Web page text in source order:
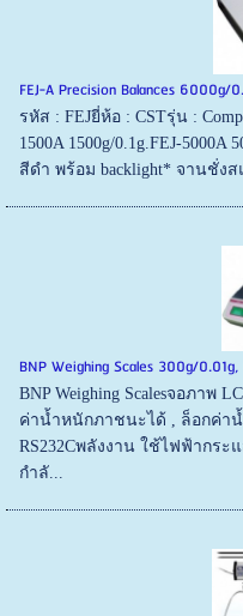
FEJ-A Precision Balances 6000g/
รหัส : FEJยี่ห้อ : CSTรุ่น :
1500A 1500g/0.1g.FEJ-
สีดำ พร้อม backlight* จานชั่งส
BNP Weighing Scales 300g/
BNP Weighing Scalesจอภาพ
ค่าน้ำหนักภาชนะได้ , ล็อกค่า
RS232Cพลังงาน ใช้ไฟฟ้ากระ
กำลั...